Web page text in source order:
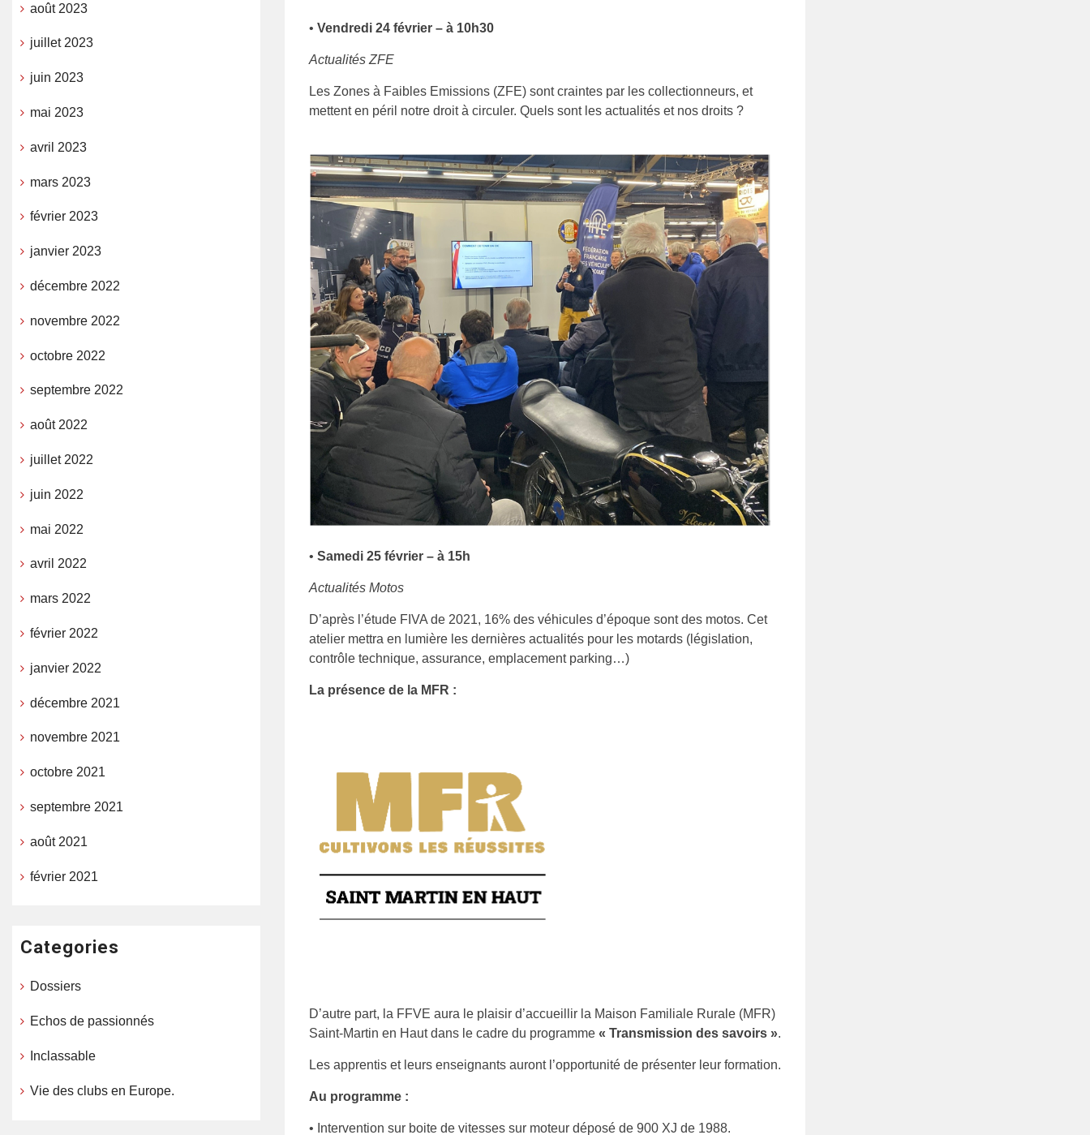
• Vendredi 24 février – à 10h30
Actualités ZFE
Les Zones à Faibles Emissions (ZFE) sont craintes par les collectionneurs, et
mettent en péril notre droit à circuler. Quels sont les actualités et nos droits ?
• Samedi 25 février – à 15h
Actualités Motos
D’après l’étude FIVA de 2021, 16% des véhicules d’époque sont des motos. Cet
atelier mettra en lumière les dernières actualités pour les motards (législation,
contrôle technique, assurance, emplacement parking…)
La présence de la MFR :
D’autre part, la FFVE aura le plaisir d’accueillir la Maison Familiale Rurale (MFR)
Saint-Martin en Haut dans le cadre du programme « Transmission des savoirs ».
Les apprentis et leurs enseignants auront l’opportunité de présenter leur formation.
Au programme :
• Intervention sur boite de vitesses sur moteur déposé de 900 XJ de 1988.
août 2023
juillet 2023
juin 2023
mai 2023
avril 2023
mars 2023
février 2023
janvier 2023
décembre 2022
novembre 2022
octobre 2022
septembre 2022
août 2022
juillet 2022
juin 2022
mai 2022
avril 2022
mars 2022
février 2022
janvier 2022
décembre 2021
novembre 2021
octobre 2021
septembre 2021
août 2021
février 2021
Categories
Dossiers
Echos de passionnés
Inclassable
Vie des clubs en Europe.